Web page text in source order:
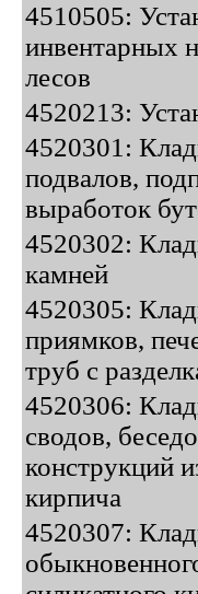
4510505:
инвентарных
лесов
4520213:
4520301:
подвалов,
выработок
4520302:
камней
4520305:
приямков,
труб с
4520306:
сводов,
конструкций
кирпича
4520307: